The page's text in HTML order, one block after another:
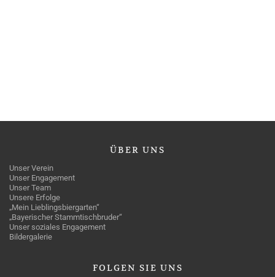
ÜBER UNS
Unser Verein
Unser Engagement
Unser Team
Unsere Erfolge
„Mein Lieblingsbiergarten“
„Bayerischer Stammtischbruder“
Unser soziales Engagement
Bildergalerie
FOLGEN SIE UNS